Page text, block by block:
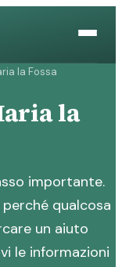
la Fossa
la
importante.
qualcosa
un aiuto
le informazioni